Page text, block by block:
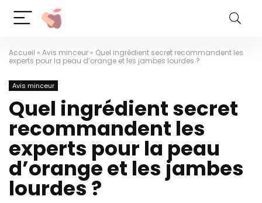
Accueil » Avis minceur » Quel ingrédient secret recommandent les
experts pour la peau d’orange et les jambes lourdes ?
Avis minceur
Quel ingrédient secret
recommandent les
experts pour la peau
d’orange et les jambes
lourdes ?